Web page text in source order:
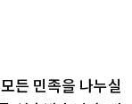
든 민족을 나누실